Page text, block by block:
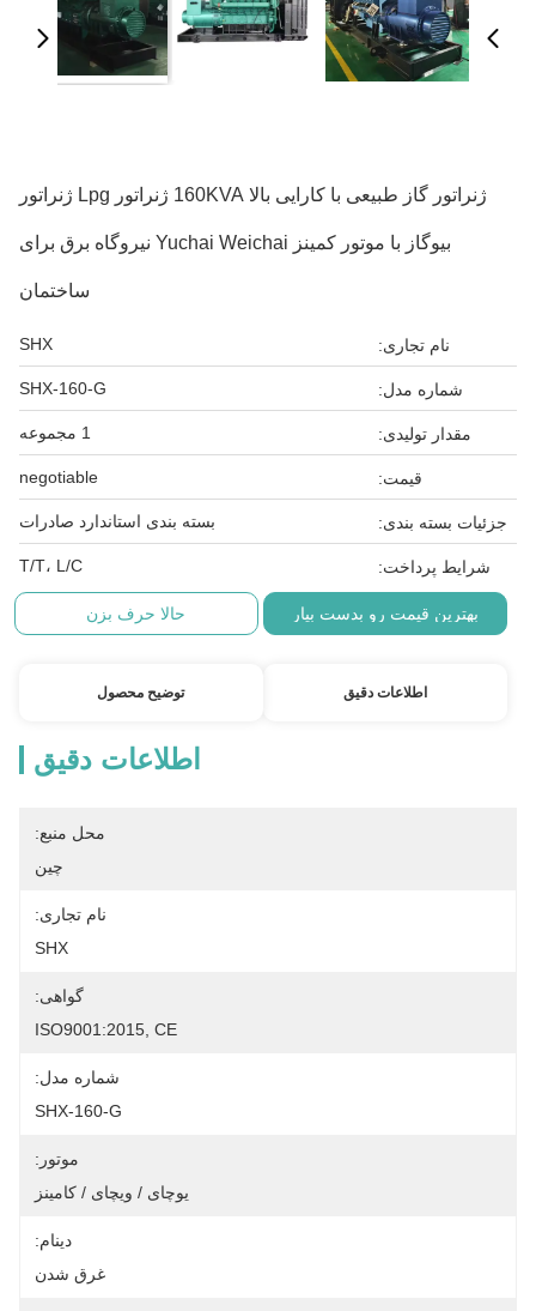
ژنراتور گاز طبیعی با کارایی بالا 160KVA ژنراتور Lpg ژنراتور
بیوگاز با موتور کمینز Yuchai Weichai نیروگاه برق برای
ساختمان
نام تجاری: SHX
شماره مدل: SHX-160-G
مقدار تولیدی: 1 مجموعه
قیمت: negotiable
جزئیات بسته بندی: بسته بندی استاندارد صادرات
شرایط پرداخت: T/T، L/C
بهترین قیمت رو بدست بیار حالا حرف بزن
اطلاعات دقیق توضیح محصول
اطلاعات دقیق
محل منبع:
چین
نام تجاری:
SHX
گواهی:
ISO9001:2015, CE
شماره مدل:
SHX-160-G
موتور:
یوچای / ویچای / کامینز
دینام:
غرق شدن